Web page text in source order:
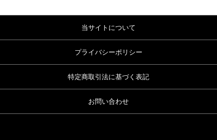
当サイトについて
プライバシーポリシー
特定商取引法に基づく表記
お問い合わせ